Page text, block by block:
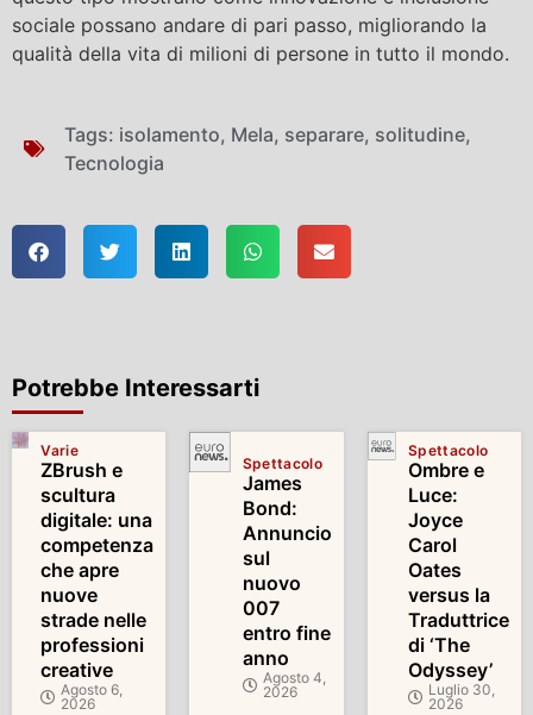
sociale possano andare di pari passo, migliorando la
qualità della vita di milioni di persone in tutto il mondo.
Tags: isolamento, Mela, separare, solitudine,
Tecnologia
Potrebbe Interessarti
Varie
ZBrush e
scultura
digitale: una
competenza
che apre
nuove
strade nelle
professioni
creative
Agosto 6,
2026
Spettacolo
James
Bond:
Annuncio
sul
nuovo
007
entro fine
anno
Agosto 4,
2026
Spettacolo
Ombre e
Luce:
Joyce
Carol
Oates
versus la
Traduttrice
di ‘The
Odyssey’
Luglio 30,
2026